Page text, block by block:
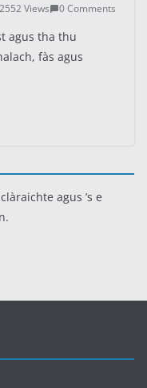
Views 0 Comments
agus tha thu
fàs agus
agus ’s e